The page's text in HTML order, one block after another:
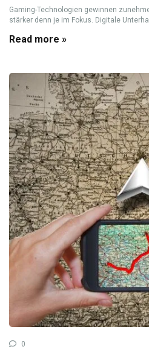
Gaming-Technologien gewinnen
stärker denn je im Fokus. Digitale
Read more »
0